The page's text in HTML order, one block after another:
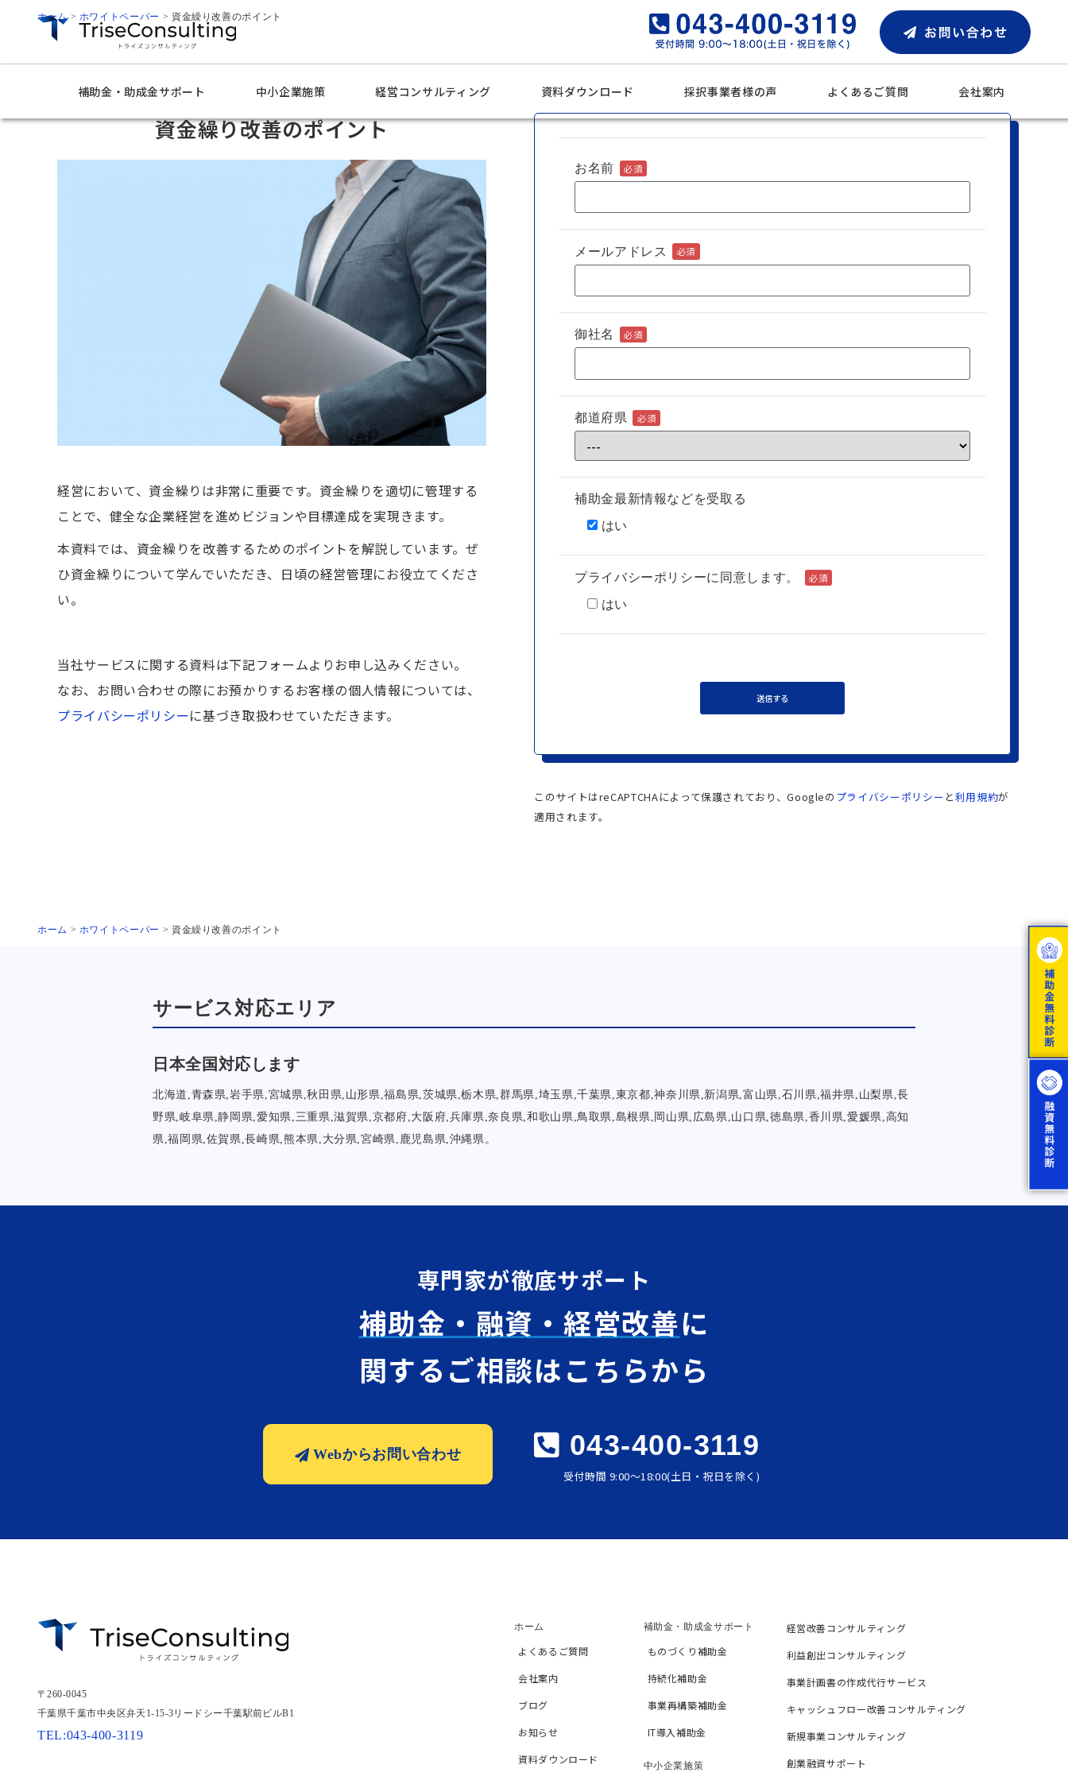
補助金・助成金サポート 中小企業施策 経営コンサルティング 資料ダウンロード 採択事業者様の声 よくあるご質問 会社案内
ホーム> ホワイトペーパー > 資金繰り改善のポイント
資金繰り改善のポイント
経営において、資金繰りは非常に重要です。資金繰りを適切に管理する
ことで、健全な企業経営を進めビジョンや目標達成を実現きます。
本資料では、資金繰りを改善するためのポイントを解説しています。ぜ
ひ資金繰りについて学んでいただき、日頃の経営管理にお役立てくださ
い。
当社サービスに関する資料は下記フォームよりお申し込みください。
なお、お問い合わせの際にお預かりするお客様の個人情報については、
プライバシーポリシーに基づき取扱わせていただきます。
お名前 必須
メールアドレス 必須
御社名 必須
都道府県 必須
補助金最新情報などを受取る
はい
プライバシーポリシーに同意します。 必須
はい
このサイトはreCAPTCHAによって保護されており、Googleの プライバシーポリシー と利用規約が
適用されます。
ホーム > ホワイトペーパー > 資金繰り改善のポイント
サービス対応エリア
日本全国対応します
北海道,青森県,岩手県,宮城県,秋田県,山形県,福島県,茨城県,栃木県,群馬県,埼玉県,千葉県,東京都,神奈川県,新潟県,富山県,石川県,福井県,山梨県,長
野県,岐阜県,静岡県,愛知県,三重県,滋賀県,京都府,大阪府,兵庫県,奈良県,和歌山県,鳥取県,島根県,岡山県,広島県,山口県,徳島県,香川県,愛媛県,高知
県,福岡県,佐賀県,長崎県,熊本県,大分県,宮崎県,鹿児島県,沖縄県。
専門家が徹底サポート
補助金・融資・経営改善に
関するご相談はこちらから
Webからお問い合わせ 043-400-3119
受付時間 9:00〜18:00(土日・祝日を除く)
〒260-0045
千葉県千葉市中央区弁天1-15-3リードシー千葉駅前ビルB1
TEL:043-400-3119
ホーム
よくあるご質問
会社案内
ブログ
お知らせ
資料ダウンロード
補助金・助成金サポート
ものづくり補助金
持続化補助金
事業再構築補助金
IT導入補助金
中小企業施策
経営改善コンサルティング
利益創出コンサルティング
事業計画書の作成代行サービス
キャッシュフロー改善コンサルティング
新規事業コンサルティング
創業融資サポート